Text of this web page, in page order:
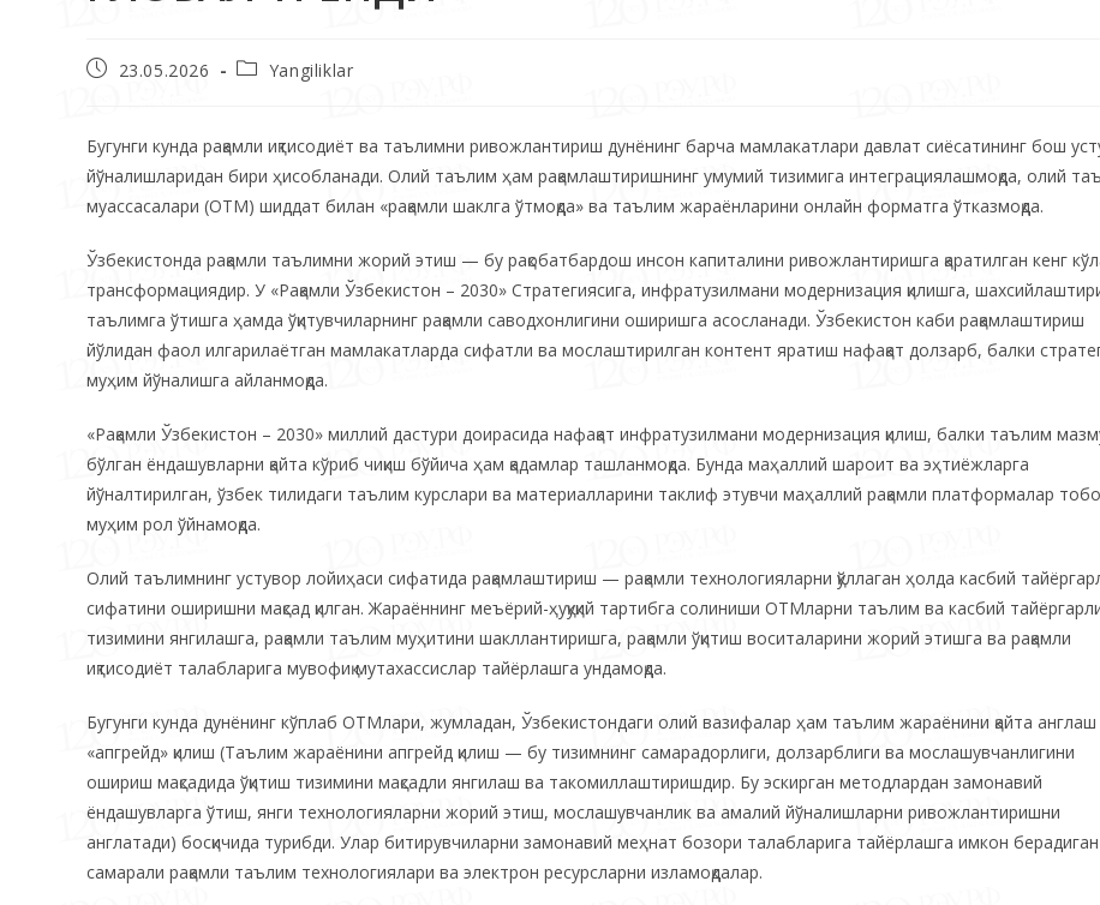
23.05.2026 Yangiliklar
Бугунги кунда рақамли иқтисодиёт ва таълимни ривожлантириш дунёнинг барча мамлакатлари давлат сиёсатининг бош
йўналишларидан бири ҳисобланади. Олий таълим ҳам рақамлаштиришнинг умумий тизимига интеграциялашмоқда, олий
муассасалари (ОТМ) шиддат билан «рақамли шаклга ўтмоқда» ва таълим жараёнларини онлайн форматга ўтказмоқда.
Ўзбекистонда рақамли таълимни жорий этиш — бу рақобатбардош инсон капиталини ривожлантиришга қаратилган кенг
трансформациядир. У «Рақамли Ўзбекистон – 2030» Стратегиясига, инфратузилмани модернизация қилишга,
таълимга ўтишга ҳамда ўқитувчиларнинг рақамли саводхонлигини оширишга асосланади. Ўзбекистон каби рақамлаштириш
йўлидан фаол илгарилаётган мамлакатларда сифатли ва мослаштирилган контент яратиш нафақат долзарб, балки
муҳим йўналишга айланмоқда.
«Рақамли Ўзбекистон – 2030» миллий дастури доирасида нафақат инфратузилмани модернизация қилиш, балки таълим
бўлган ёндашувларни қайта кўриб чиқиш бўйича ҳам қадамлар ташланмоқда. Бунда маҳаллий шароит ва эҳтиёжларга
йўналтирилган, ўзбек тилидаги таълим курслари ва материалларини таклиф этувчи маҳаллий рақамли платформалар
муҳим рол ўйнамоқда.
Олий таълимнинг устувор лойиҳаси сифатида рақамлаштириш — рақамли технологияларни қўллаган ҳолда касбий
сифатини оширишни мақсад қилган. Жараённинг меъёрий-ҳуқуқий тартибга солиниши ОТМларни таълим ва касбий
тизимини янгилашга, рақамли таълим муҳитини шакллантиришга, рақамли ўқитиш воситаларини жорий этишга ва рақамли
иқтисодиёт талабларига мувофиқ мутахассислар тайёрлашга ундамоқда.
Бугунги кунда дунёнинг кўплаб ОТМлари, жумладан, Ўзбекистондаги олий вазифалар ҳам таълим жараёнини қайта англаш
«апгрейд» қилиш (Таълим жараёнини апгрейд қилиш — бу тизимнинг самарадорлиги, долзарблиги ва мослашувчанлигини
ошириш мақсадида ўқитиш тизимини мақсадли янгилаш ва такомиллаштиришдир. Бу эскирган методлардан замонавий
ёндашувларга ўтиш, янги технологияларни жорий этиш, мослашувчанлик ва амалий йўналишларни ривожлантиришни
англатади) босқичида турибди. Улар битирувчиларни замонавий меҳнат бозори талабларига тайёрлашга имкон берадиган
самарали рақамли таълим технологиялари ва электрон ресурсларни изламоқдалар.